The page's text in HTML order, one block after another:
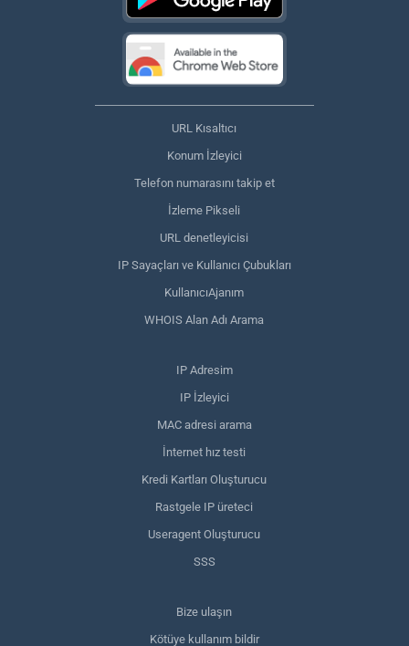
URL Kısaltıcı
Konum İzleyici
Telefon numarasını takip et
İzleme Pikseli
URL denetleyicisi
IP Sayaçları ve Kullanıcı Çubukları
KullanıcıAjanım
WHOIS Alan Adı Arama
IP Adresim
IP İzleyici
MAC adresi arama
İnternet hız testi
Kredi Kartları Oluşturucu
Rastgele IP üreteci
Useragent Oluşturucu
SSS
Bize ulaşın
Kötüye kullanım bildir